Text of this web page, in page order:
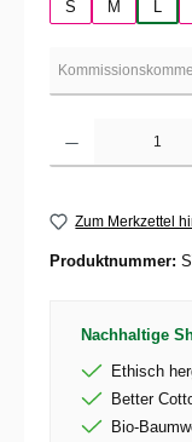
S
M
Zum Merkzettel
Produktnummer:
Nachhaltige
Ethisch
Better
Bio-